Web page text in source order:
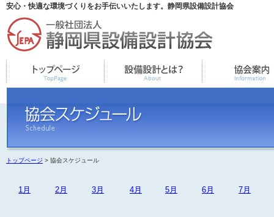
安心・快適な環境づくりをお手伝いいたします。静岡県設備設計協会
トップページ > 協会スケジュール
1月 2月 3月 4月 5月 6月 7月